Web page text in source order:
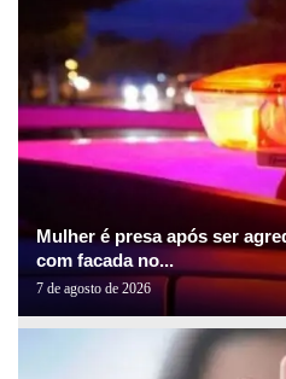
Mulher é presa após ser
com facada no...
7 de agosto de 2026